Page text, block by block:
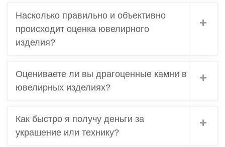
Насколько правильно и объективно
происходит оценка ювелирного
Оцениваете ли вы драгоценные камни в
Как быстро я получу деньги за